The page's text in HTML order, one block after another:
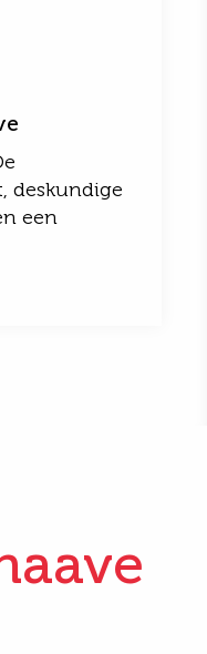
deskundige
een